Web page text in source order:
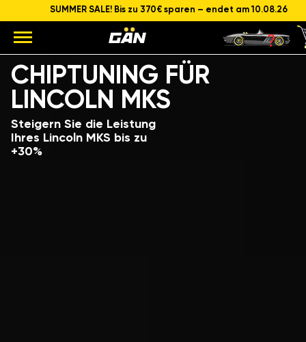
SUMMER SALE! Bis zu 370€ sparen – endet am 10.08.26
CHIPTUNING FÜR
LINCOLN MKS
Steigern Sie die Leistung
Ihres Lincoln MKS bis zu
+30%
Modell
Hubraum und Leistung des Motors